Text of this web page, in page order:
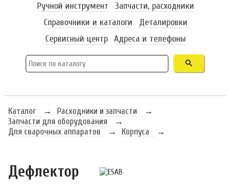
Ручной инструмент
Запчасти, расходники
Справочники и каталоги
Деталировки
Сервисный центр Адреса и телефоны
Каталог → Расходники и запчасти
→
Запчасти для оборудования
→
Для сварочных аппаратов
→ Корпуса →
Дефлектор